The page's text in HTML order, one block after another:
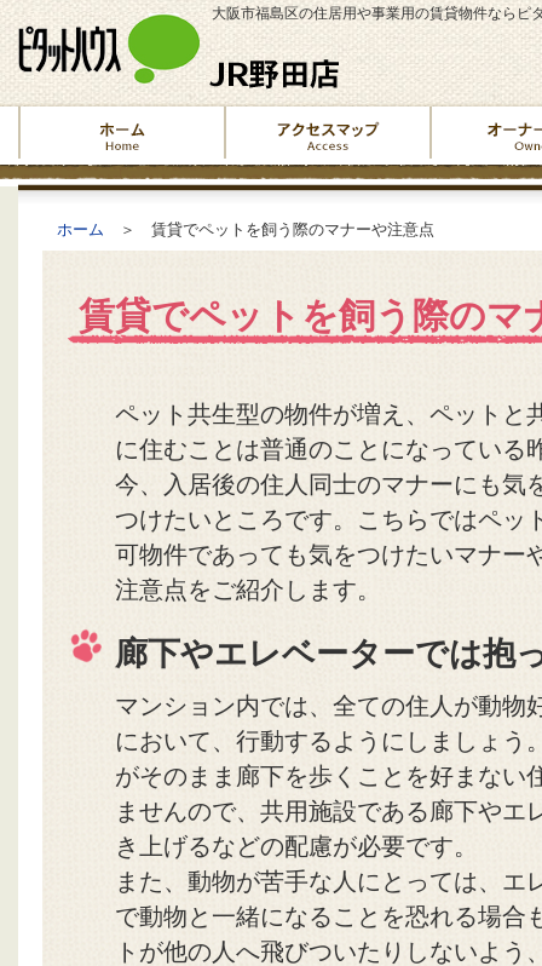
大阪市福島区の住居用や事業用の賃貸物件ならピ
ホーム ＞ 賃貸でペットを飼う際のマナーや注意点
賃貸でペットを飼う際のマ
ペット共生型の物件が増え、ペットと
に住むことは普通のことになっている
今、入居後の住人同士のマナーにも気
つけたいところです。こちらではペッ
可物件であっても気をつけたいマナー
注意点をご紹介します。
廊下やエレベーターでは抱
マンション内では、全ての住人が動物
において、行動するようにしましょう
がそのまま廊下を歩くことを好まない
ませんので、共用施設である廊下やエ
き上げるなどの配慮が必要です。
また、動物が苦手な人にとっては、エ
で動物と一緒になることを恐れる場合
トが他の人へ飛びついたりしないよ